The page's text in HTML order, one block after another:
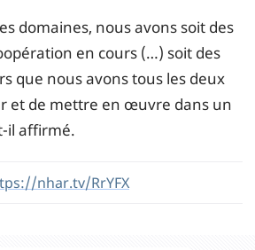
domaines, nous avons soit des
en cours (…) soit des
que nous avons tous les deux
et de mettre en œuvre dans un
il affirmé.
nhar.tv/RrYFX